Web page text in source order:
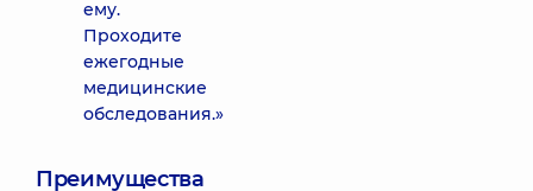
ему.
Проходите
ежегодные
медицинские
обследования.»
Преимущества